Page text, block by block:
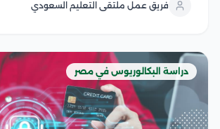
ويشهد هذا التخصص إقبالًا كبير من الطلاب...
فريق عمل ملتقى التعليم السعودي
دراسة البكالوريوس في مصر